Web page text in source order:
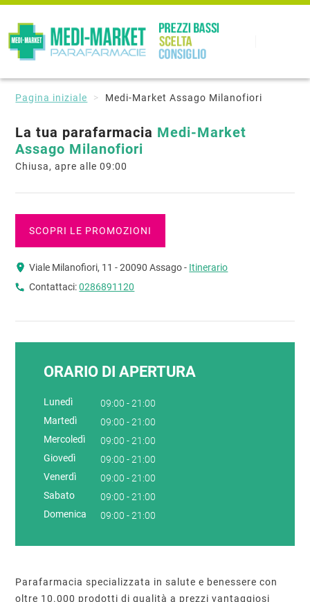
Pagina iniziale Medi-Market Assago Milanofiori
La tua parafarmacia Medi-Market
Assago Milanofiori
Chiusa, apre alle 09:00
SCOPRI LE PROMOZIONI
Viale Milanofiori, 11 - 20090 Assago - Itinerario
Contattaci:0286891120
ORARIO DI APERTURA
Lunedì
09:00 - 21:00
Martedì
09:00 - 21:00
Mercoledì
09:00 - 21:00
Giovedì
09:00 - 21:00
Venerdì
09:00 - 21:00
Sabato
09:00 - 21:00
Domenica
09:00 - 21:00
Parafarmacia specializzata in salute e benessere con
oltre 10.000 prodotti di qualità a prezzi vantaggiosi